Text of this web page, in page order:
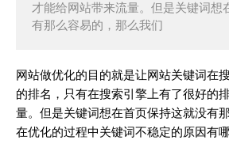
才能给网站带来流量。但是关键词想
有那么容易的，那么我们
网站做优化的目的就是让网站关键词在
的排名 ，只有在搜索引擎上有了很好的
量。但是关键词想在首页保持这就没有
在优化的过程中关键词不稳定的原因有